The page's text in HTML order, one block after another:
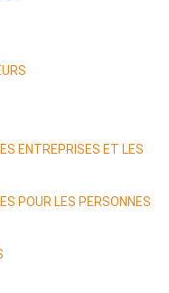
ENTREPRISES ET LES
POUR LES PERSONNES